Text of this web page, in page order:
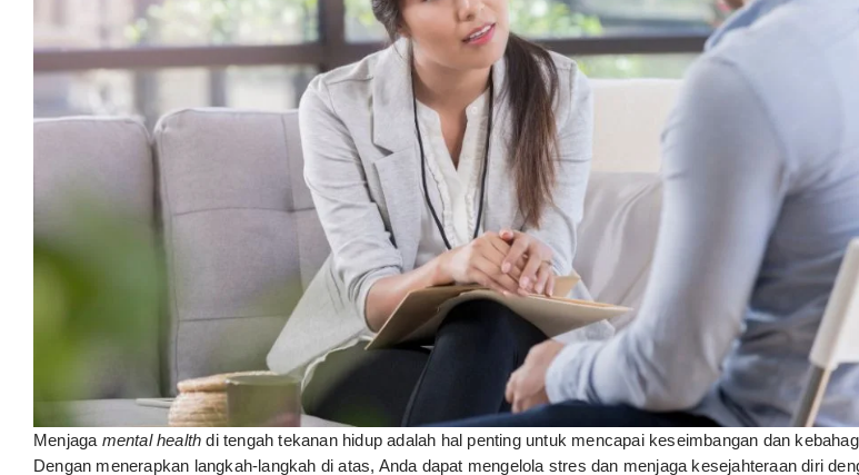
Menjaga mental health di tengah tekanan hidup adalah hal penting untuk mencapai keseimbangan dan
Dengan menerapkan langkah-langkah di atas, Anda dapat mengelola stres dan menjaga kesejahteraan diri